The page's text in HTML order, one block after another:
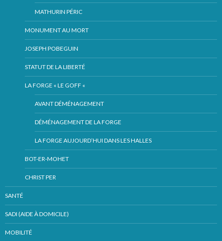
MATHURIN PÉRIC
MONUMENT AU MORT
JOSEPH POBEGUIN
STATUT DE LA LIBERTÉ
LA FORGE « LE GOFF «
AVANT DÉMÉNAGEMENT
DÉMÉNAGEMENT DE LA FORGE
LA FORGE AUJOURD’HUI DANS LES HALLES
BOT-ER-MOHET
CHRIST PER
SANTÉ
SADI (AIDE À DOMICILE)
MOBILITÉ